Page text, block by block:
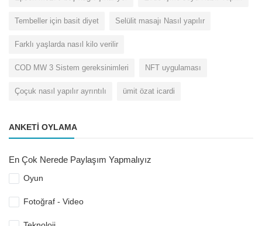
Tembeller için basit diyet Selülit masajı Nasıl yapılır
Farklı yaşlarda nasıl kilo verilir
COD MW 3 Sistem gereksinimleri NFT uygulaması
Çoçuk nasıl yapılır ayrıntılı ümit özat icardi
ANKETI OYLAMA
En Çok Nerede Paylaşım Yapmalıyız
Oyun
Fotoğraf - Video